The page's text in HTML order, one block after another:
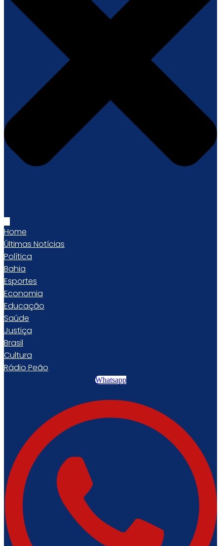
Home
Últimas Notícias
Política
Bahia
Esportes
Economia
Educação
Saúde
Justiça
Brasil
Cultura
Rádio Peão
Whatsapp